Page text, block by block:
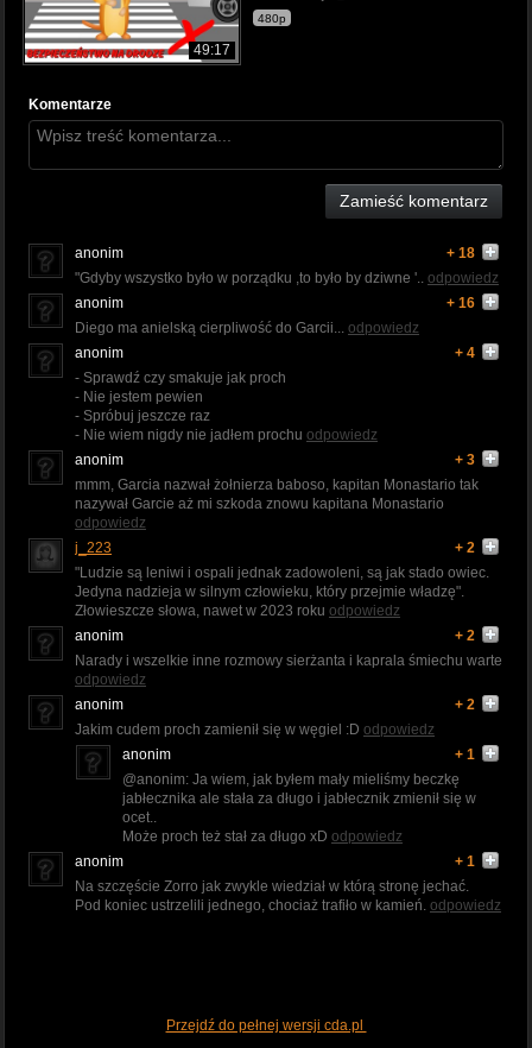
49:17
480p
Komentarze
Zamieść komentarz
anonim
+ 18
"Gdyby wszystko było w porządku ,to było by dziwne '.. odpowiedz
anonim
+ 16
Diego ma anielską cierpliwość do Garcii... odpowiedz
anonim
+ 4
- Sprawdź czy smakuje jak proch
- Nie jestem pewien
- Spróbuj jeszcze raz
- Nie wiem nigdy nie jadłem prochu odpowiedz
anonim
+ 3
mmm, Garcia nazwał żołnierza baboso, kapitan Monastario tak
nazywał Garcie aż mi szkoda znowu kapitana Monastario
odpowiedz
j_223
+ 2
"Ludzie są leniwi i ospali jednak zadowoleni, są jak stado owiec.
Jedyna nadzieja w silnym człowieku, który przejmie władzę".
Złowieszcze słowa, nawet w 2023 roku odpowiedz
anonim
+ 2
Narady i wszelkie inne rozmowy sierżanta i kaprala śmiechu warte
odpowiedz
anonim
+ 2
Jakim cudem proch zamienił się w węgiel :D odpowiedz
anonim
+ 1
@anonim: Ja wiem, jak byłem mały mieliśmy beczkę
jabłecznika ale stała za długo i jabłecznik zmienił się w
ocet..
Może proch też stał za długo xD odpowiedz
anonim
+ 1
Na szczęście Zorro jak zwykle wiedział w którą stronę jechać.
Pod koniec ustrzelili jednego, chociaż trafiło w kamień. odpowiedz
Przejdź do pełnej wersji cda.pl